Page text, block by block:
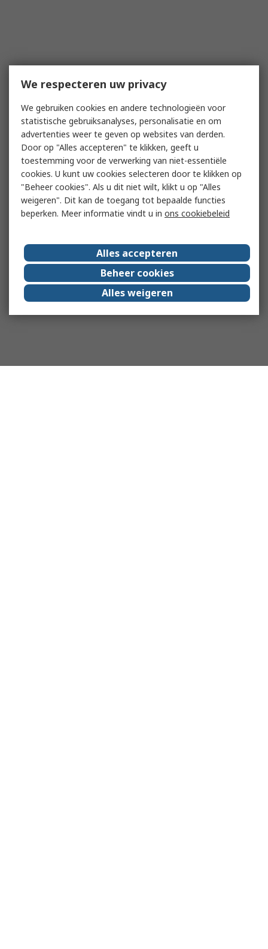
We respecteren uw privacy
We gebruiken cookies en andere technologieën voor
statistische gebruiksanalyses, personalisatie en om
advertenties weer te geven op websites van derden.
Door op "Alles accepteren" te klikken, geeft u
toestemming voor de verwerking van niet-essentiële
cookies. U kunt uw cookies selecteren door te klikken op
"Beheer cookies". Als u dit niet wilt, klikt u op "Alles
weigeren". Dit kan de toegang tot bepaalde functies
beperken. Meer informatie vindt u in ons cookiebeleid
Alles accepteren
Beheer cookies
Alles weigeren